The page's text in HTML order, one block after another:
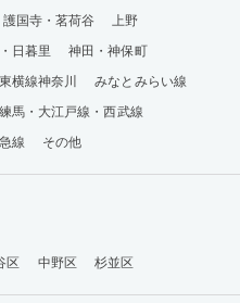
護国寺・茗荷谷
上野
日暮里
神田・神保町
東横線神奈川
みなとみらい線
練馬・大江戸線・西武線
線 その他
区 中野区 杉並区